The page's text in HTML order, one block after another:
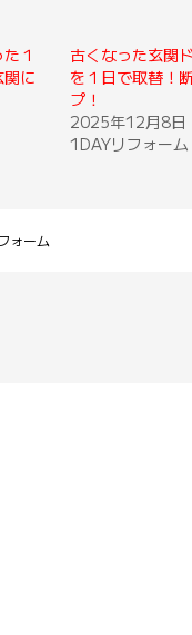
１
に
古くなった玄関
を１日で取替！
プ！
2025年12月8日
1DAYリフォーム
ォーム